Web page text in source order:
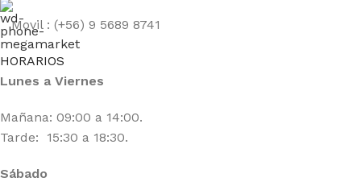
Movil : (+56) 9 5689 8741
HORARIOS
Lunes a Viernes
Mañana: 09:00 a 14:00.
Tarde: 15:30 a 18:30.
Sábado